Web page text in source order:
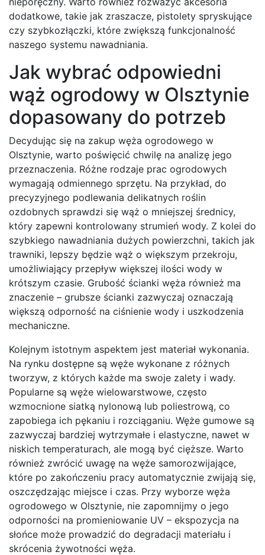
dodatkowe, takie jak zraszacze, pistolety spryskujące
czy szybkozłączki, które zwiększą funkcjonalność
naszego systemu nawadniania.
Jak wybrać odpowiedni
wąż ogrodowy w Olsztynie
dopasowany do potrzeb
Decydując się na zakup węża ogrodowego w
Olsztynie, warto poświęcić chwilę na analizę jego
przeznaczenia. Różne rodzaje prac ogrodowych
wymagają odmiennego sprzętu. Na przykład, do
precyzyjnego podlewania delikatnych roślin
ozdobnych sprawdzi się wąż o mniejszej średnicy,
który zapewni kontrolowany strumień wody. Z kolei do
szybkiego nawadniania dużych powierzchni, takich jak
trawniki, lepszy będzie wąż o większym przekroju,
umożliwiający przepływ większej ilości wody w
krótszym czasie. Grubość ścianki węża również ma
znaczenie – grubsze ścianki zazwyczaj oznaczają
większą odporność na ciśnienie wody i uszkodzenia
mechaniczne.
Kolejnym istotnym aspektem jest materiał wykonania.
Na rynku dostępne są węże wykonane z różnych
tworzyw, z których każde ma swoje zalety i wady.
Popularne są węże wielowarstwowe, często
wzmocnione siatką nylonową lub poliestrową, co
zapobiega ich pękaniu i rozciąganiu. Węże gumowe są
zazwyczaj bardziej wytrzymałe i elastyczne, nawet w
niskich temperaturach, ale mogą być cięższe. Warto
również zwrócić uwagę na węże samorozwijające,
które po zakończeniu pracy automatycznie zwijają się,
oszczędzając miejsce i czas. Przy wyborze węża
ogrodowego w Olsztynie, nie zapomnijmy o jego
odporności na promieniowanie UV – ekspozycja na
słońce może prowadzić do degradacji materiału i
skrócenia żywotności węża.